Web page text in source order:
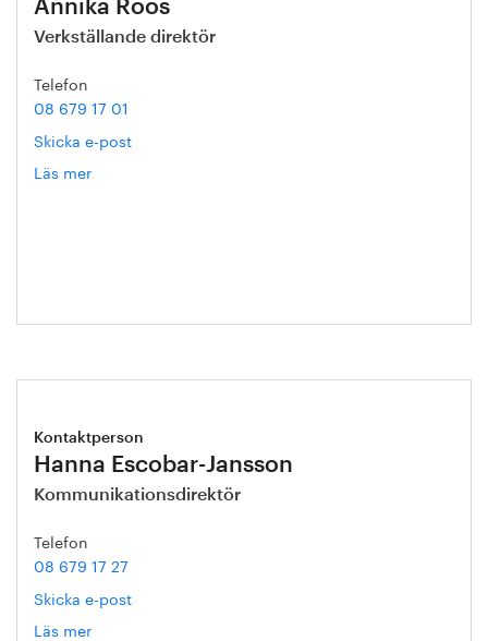
Annika Roos
Verkställande direktör
Telefon
08 679 17 01
Skicka e-post
Läs mer
Kontaktperson
Hanna Escobar-Jansson
Kommunikationsdirektör
Telefon
08 679 17 27
Skicka e-post
Läs mer